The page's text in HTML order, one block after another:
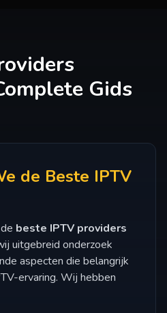
Gids
de Beste IPTV
beste IPTV providers
uitgebreid onderzoek
aspecten die belangrijk
ervaring. Wij hebben